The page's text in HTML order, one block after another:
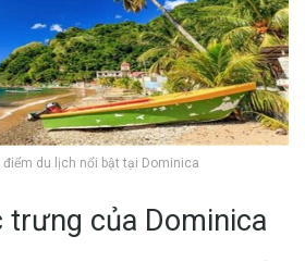
điểm du lịch nổi bật tại Dominica
của Dominica